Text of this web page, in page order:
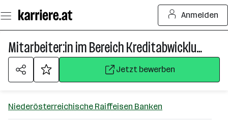
Seiteninhalt
springen
Anmelden
Mitarbeiter:in im Bereich Kreditabwicklung (m/w/d)
Jetzt bewerben
Niederösterreichische Raiffeisen Banken